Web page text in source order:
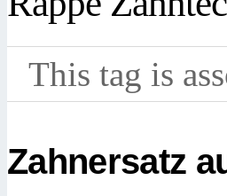
This tag is
Zahnersatz